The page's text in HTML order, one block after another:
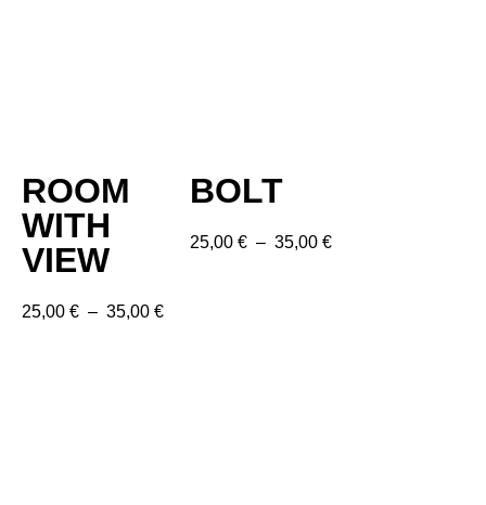
ROOM
WITH
VIEW
25,00 € – 35,00 €
BOLT
25,00 € – 35,00 €